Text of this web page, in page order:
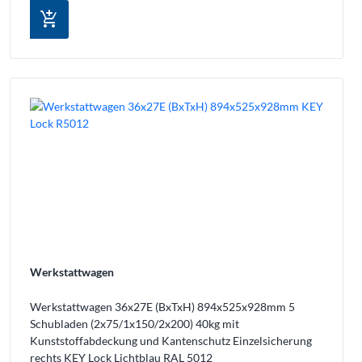
add_shopping_cart
Werkstattwagen
Werkstattwagen 36x27E (BxTxH) 894x525x928mm 5
Schubladen (2x75/1x150/2x200) 40kg mit
Kunststoffabdeckung und Kantenschutz Einzelsicherung
rechts KEY Lock Lichtblau RAL 5012